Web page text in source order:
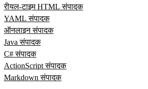
रीयल‑टाइम HTML संपादक
YAML संपादक
ऑनलाइन संपादक
Java संपादक
C# संपादक
ActionScript संपादक
Markdown संपादक